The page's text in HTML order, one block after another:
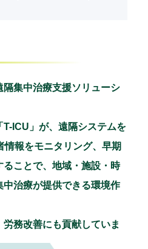
隔集中治療支援ソリューシ
ICU」が、遠隔システムを
情報をモニタリング、早期
ことで、地域・施設・時
中治療が提供できる環境作
務改善にも貢献していま